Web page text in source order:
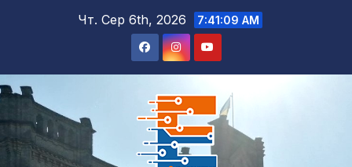
Чт. Сер 6th, 2026 7:41:09 AM